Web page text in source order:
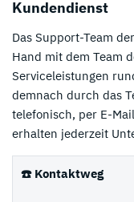
Kundendienst
Das Support-Team
Hand mit dem Team
Serviceleistungen
demnach durch das
telefonisch, per E-
erhalten jederzeit
☎️ Kontaktweg